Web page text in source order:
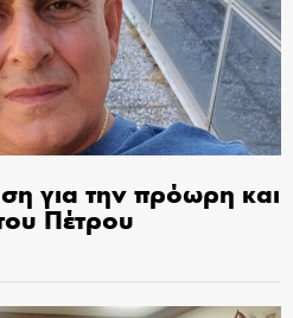
για την πρόωρη και
Πέτρου